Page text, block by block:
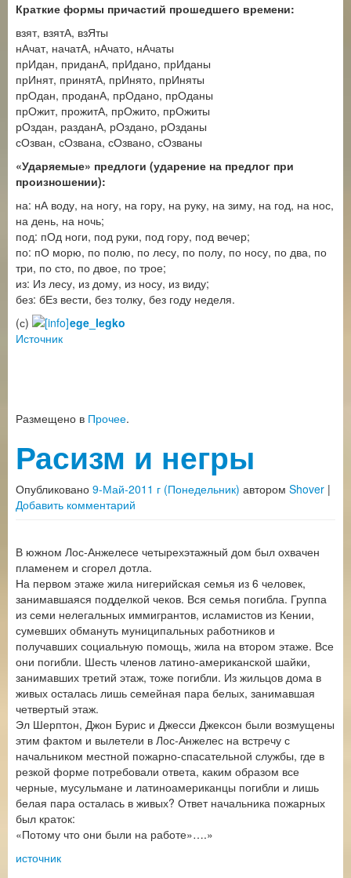
Краткие формы причастий прошедшего времени:
взят, взятА, взЯты
нАчат, начатА, нАчато, нАчаты
прИдан, приданА, прИдано, прИданы
прИнят, принятА, прИнято, прИняты
прОдан, проданА, прОдано, прОданы
прОжит, прожитА, прОжито, прОжиты
рОздан, разданА, рОздано, рОзданы
сОзван, сОзвана, сОзвано, сОзваны
«Ударяемые» предлоги (ударение на предлог при
произношении):
на: нА воду, на ногу, на гору, на руку, на зиму, на год, на нос,
на день, на ночь;
под: пОд ноги, под руки, под гору, под вечер;
по: пО морю, по полю, по лесу, по полу, по носу, по два, по
три, по сто, по двое, по трое;
из: Из лесу, из дому, из носу, из виду;
без: бЕз вести, без толку, без году неделя.
(с)
ege_legko
Источник
Размещено в Прочее.
Расизм и негры
Опубликовано 9-Май-2011 г (Понедельник) автором Shover |
Добавить комментарий
В южном Лос-Анжелесе четырехэтажный дом был охвачен
пламенем и сгорел дотла.
На первом этаже жила нигерийская семья из 6 человек,
занимавшаяся подделкой чеков. Вся семья погибла. Группа
из семи нелегальных иммигрантов, исламистов из Кении,
сумевших обмануть муниципальных работников и
получавших социальную помощь, жила на втором этаже. Все
они погибли. Шесть членов латино-американской шайки,
занимавших третий этаж, тоже погибли. Из жильцов дома в
живых осталась лишь семейная пара белых, занимавшая
четвертый этаж.
Эл Шерптон, Джон Бурис и Джесси Джексон были возмущены
этим фактом и вылетели в Лос-Анжелес на встречу с
начальником местной пожарно-спасательной службы, где в
резкой форме потребовали ответа, каким образом все
черные, мусульмане и латиноамериканцы погибли и лишь
белая пара осталась в живых? Ответ начальника пожарных
был краток:
«Потому что они были на работе»….»
источник